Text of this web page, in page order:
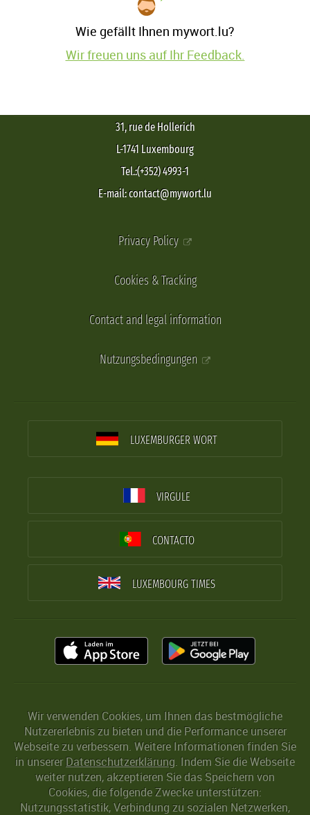
Wie gefällt Ihnen mywort.lu?
Wir freuen uns auf Ihr Feedback.
31, rue de Hollerich
L-1741 Luxembourg
Tel.:(+352) 4993-1
E-mail: contact@mywort.lu
Privacy Policy
Cookies & Tracking
Contact and legal information
Nutzungsbedingungen
LUXEMBURGER WORT
VIRGULE
CONTACTO
LUXEMBOURG TIMES
Wir verwenden Cookies, um Ihnen das bestmögliche
Nutzererlebnis zu bieten und die Performance unserer
Webseite zu verbessern. Weitere Informationen finden Sie
in unserer Datenschutzerklärung. Indem Sie die Webseite
weiter nutzen, akzeptieren Sie das Speichern von
Cookies, die folgende Zwecke unterstützen:
Nutzungsstatistik, Verbindung zu sozialen Netzwerken,